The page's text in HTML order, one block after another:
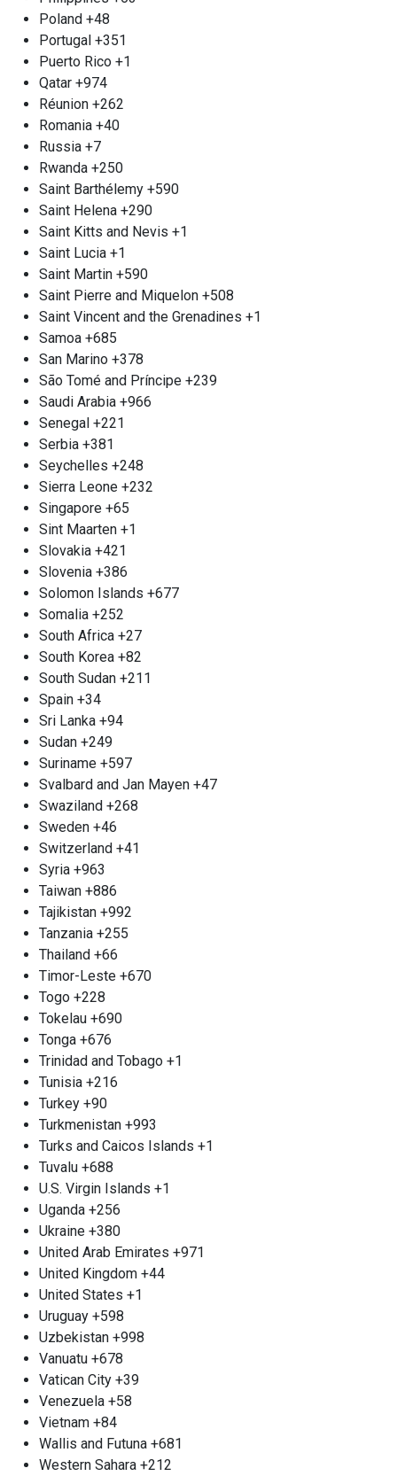
пункт приёма работает круглосуточно, и при
необходимости мы можем организовать выезд
к вам. Освободите своё пространство и
преображайте ненужное в доход, доверившись
профессионалам «Втормет».
Демонтаж металлических
конструкций м. Жулебино
Мы рады предложить уникальные услуги по
демонтажу и вывозу внушительных
металлических сооружений Жулебино. Для
начала вам следует сделать запрос по телефону,
после чего наши опытные специалисты
оперативно проведут оценку объема работ на
месте. Компания «Втормет» располагает
современным специализированным
оборудованием и слаженными рабочими
группами, что позволяет нам эффективно и
быстрее осуществлять демонтаж конструкций
любой сложности. Все наши работы
выполняются с неукоснительным соблюдением
высоких стандартов безопасности и
оперативности. После завершения демонтажа
мы осуществляем вывоз металлического лома в
пункты приёма. Мы стремимся предложить одни
из самых конкурентоспособных цен в городе,
обеспечивая индивидуальный подход к каждому
клиенту. Оплату можно произвести на месте
любым удобным способом, что делает наше
сотрудничество ещё более комфортным.
Выбирая нашу компанию, вы выбираете
надёжность, проверенную временем, и высокое
качество услуг, гарантируя себе спокойствие в
процессе работы.
Сотрудничество с пунктом
приема металла м. Жулебино
Компания «Втормет» м. Жулебино радостно
распахивает свои двери для долгосрочного и
плодотворного сотрудничества на
взаимовыгодных условиях. Если вы
представляете крупное строительное
предприятие, электросетевую компанию или
ваша деятельность сопряжена с регулярным
образованием металлолома, то у нас для вас есть
замечательные предложения. Мы обеспечиваем
конкурентоспособные расценки на прием и
вывоз металла, а также гарантируем
приоритетное обслуживание для наших
постоянных клиентов. Мы понимаем важность
надежного партнера, и именно поэтому ваше
доверие будет оценено по достоинству. Если
наше предложение привлекло ваше внимание,
не медлите — звоните нам! Во «Втормет» мы
всегда открыты для новых партнерств и с
нетерпением ждем возможности сосредоточить
наши усилия на совместном успехе.
Poland +48
Portugal +351
Puerto Rico +1
Qatar +974
Réunion +262
Romania +40
Russia +7
Rwanda +250
Saint Barthélemy +590
Saint Helena +290
Saint Kitts and Nevis +1
Saint Lucia +1
Saint Martin +590
Saint Pierre and Miquelon +508
Saint Vincent and the Grenadines +1
Samoa +685
San Marino +378
São Tomé and Príncipe +239
Saudi Arabia +966
Senegal +221
Serbia +381
Seychelles +248
Sierra Leone +232
Singapore +65
Sint Maarten +1
Slovakia +421
Slovenia +386
Solomon Islands +677
Somalia +252
South Africa +27
South Korea +82
South Sudan +211
Spain +34
Sri Lanka +94
Sudan +249
Suriname +597
Svalbard and Jan Mayen +47
Swaziland +268
Sweden +46
Switzerland +41
Syria +963
Taiwan +886
Tajikistan +992
Tanzania +255
Thailand +66
Timor-Leste +670
Togo +228
Tokelau +690
Tonga +676
Trinidad and Tobago +1
Tunisia +216
Turkey +90
Turkmenistan +993
Turks and Caicos Islands +1
Tuvalu +688
U.S. Virgin Islands +1
Uganda +256
Ukraine +380
United Arab Emirates +971
United Kingdom +44
United States +1
Uruguay +598
Uzbekistan +998
Vanuatu +678
Vatican City +39
Venezuela +58
Vietnam +84
Wallis and Futuna +681
Western Sahara +212